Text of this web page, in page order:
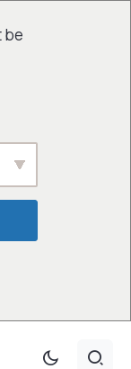
be